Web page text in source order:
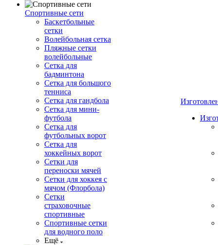
Спортивные сети
Баскетбольные
сетки
Волейбольная сетка
Пляжные сетки
волейбольные
Сетка для
бадминтона
Сетка для большого
тенниса
Сетка для гандбола
Сетка для мини-
футбола
Сетка для
футбольных ворот
Сетка для
хоккейных ворот
Сетки для
переноски мячей
Сетки для хоккея с
мячом (Флорбола)
Сетки
страховочные
спортивные
Спортивные сетки
для водного поло
Ещё